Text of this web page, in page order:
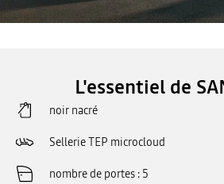
L'essentiel de
noir nacré
Sellerie TEP microcloud
nombre de portes 5